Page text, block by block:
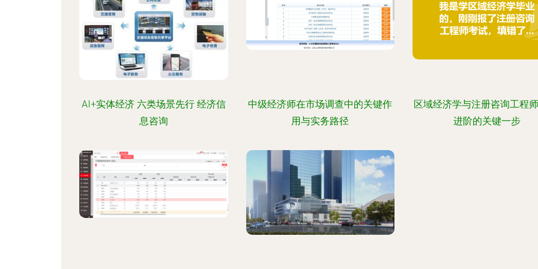
AI+实体经济 六类场景先行 经济信
息咨询
中级经济师在市场调查中的关键作
用与实务路径
区域经济学与注册咨询工程
进阶的关键一步